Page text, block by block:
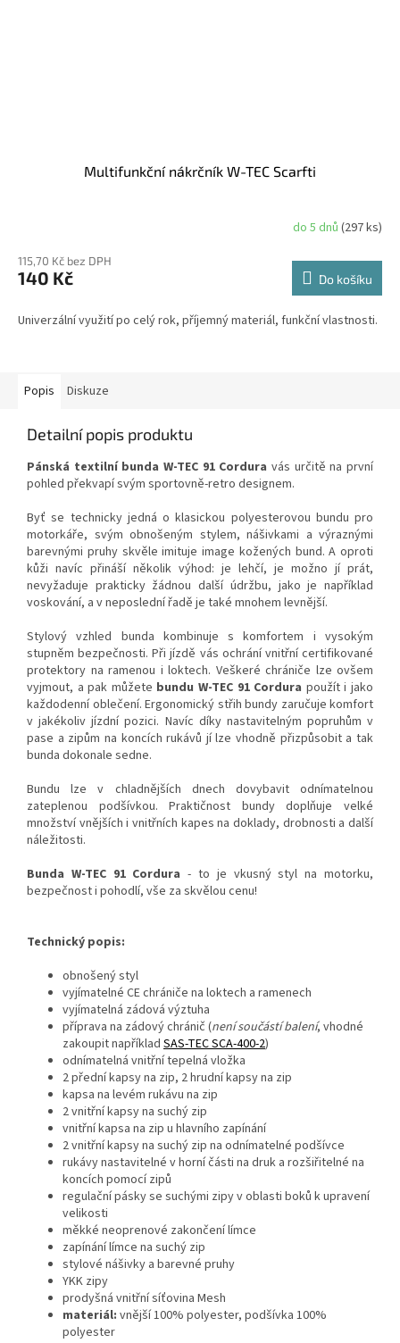
Multifunkční nákrčník W-TEC Scarfti
do 5 dnů (297 ks)
115,70 Kč bez DPH
140 Kč Do košíku
Univerzální využití po celý rok, příjemný materiál, funkční vlastnosti.
Popis Diskuze
Detailní popis produktu
Pánská textilní bunda W-TEC 91 Cordura vás určitě na první
pohled překvapí svým sportovně-retro designem.
Byť se technicky jedná o klasickou polyesterovou bundu pro
motorkáře, svým obnošeným stylem, nášivkami a výraznými
barevnými pruhy skvěle imituje image kožených bund. A oproti
kůži navíc přináší několik výhod: je lehčí, je možno jí prát,
nevyžaduje prakticky žádnou další údržbu, jako je například
voskování, a v neposlední řadě je také mnohem levnější.
Stylový vzhled bunda kombinuje s komfortem i vysokým
stupněm bezpečnosti. Při jízdě vás ochrání vnitřní certifikované
protektory na ramenou i loktech. Veškeré chrániče lze ovšem
vyjmout, a pak můžete bundu W-TEC 91 Cordura použít i jako
každodenní oblečení. Ergonomický střih bundy zaručuje komfort
v jakékoliv jízdní pozici. Navíc díky nastavitelným popruhům v
pase a zipům na koncích rukávů jí lze vhodně přizpůsobit a tak
bunda dokonale sedne.
Bundu lze v chladnějších dnech dovybavit odnímatelnou
zateplenou podšívkou. Praktičnost bundy doplňuje velké
množství vnějších i vnitřních kapes na doklady, drobnosti a další
náležitosti.
Bunda W-TEC 91 Cordura - to je vkusný styl na motorku,
bezpečnost i pohodlí, vše za skvělou cenu!
Technický popis:
obnošený styl
vyjímatelné CE chrániče na loktech a ramenech
vyjímatelná zádová výztuha
příprava na zádový chránič (není součástí balení, vhodné
zakoupit například SAS-TEC SCA-400-2)
odnímatelná vnitřní tepelná vložka
2 přední kapsy na zip, 2 hrudní kapsy na zip
kapsa na levém rukávu na zip
2 vnitřní kapsy na suchý zip
vnitřní kapsa na zip u hlavního zapínání
2 vnitřní kapsy na suchý zip na odnímatelné podšívce
rukávy nastavitelné v horní části na druk a rozšiřitelné na
koncích pomocí zipů
regulační pásky se suchými zipy v oblasti boků k upravení
velikosti
měkké neoprenové zakončení límce
zapínání límce na suchý zip
stylové nášivky a barevné pruhy
YKK zipy
prodyšná vnitřní síťovina Mesh
materiál: vnější 100% polyester, podšívka 100%
polyester